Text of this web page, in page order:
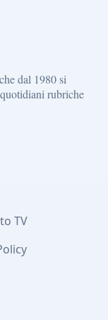
dal 1980 si
rubriche
TV